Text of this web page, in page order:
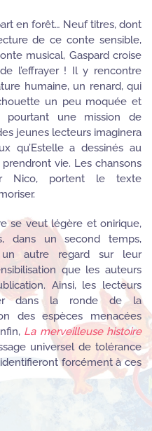
en forêt… Neuf titres, dont
de ce conte sensible,
musical, Gaspard croise
l’effrayer ! Il y rencontre
humaine, un renard, qui
un peu moquée et
pourtant une mission de
jeunes lecteurs imaginera
qu’Estelle a dessinés au
vie. Les chansons
Nico, portent le texte
se veut légère et onirique,
dans un second temps,
autre regard sur leur
que les auteurs
Ainsi, les lecteurs
dans la ronde de la
des espèces menacées
La merveilleuse histoire
universel de tolérance
forcément à ces